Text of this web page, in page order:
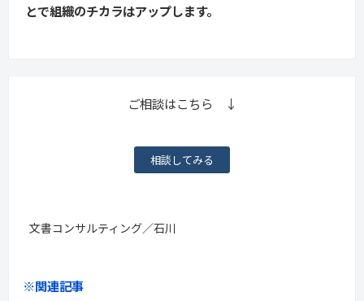
とで組織のチカラはアップします。
ご相談はこちら ↓
相談してみる
文書コンサルティング／石川
※関連記事